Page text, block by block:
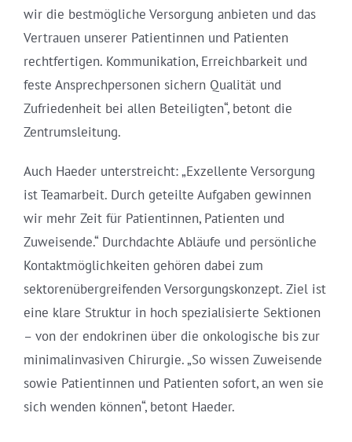
wir die bestmögliche Versorgung anbieten und das
Vertrauen unserer Patientinnen und Patienten
rechtfertigen. Kommunikation, Erreichbarkeit und
feste Ansprechpersonen sichern Qualität und
Zufriedenheit bei allen Beteiligten“, betont die
Zentrumsleitung.
Auch Haeder unterstreicht: „Exzellente Versorgung
ist Teamarbeit. Durch geteilte Aufgaben gewinnen
wir mehr Zeit für Patientinnen, Patienten und
Zuweisende.“ Durchdachte Abläufe und persönliche
Kontaktmöglichkeiten gehören dabei zum
sektorenübergreifenden Versorgungskonzept. Ziel ist
eine klare Struktur in hoch spezialisierte Sektionen
– von der endokrinen über die onkologische bis zur
minimalinvasiven Chirurgie. „So wissen Zuweisende
sowie Patientinnen und Patienten sofort, an wen sie
sich wenden können“, betont Haeder.